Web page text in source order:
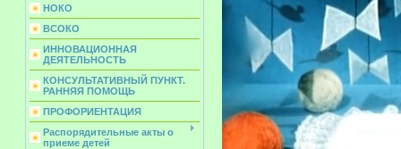
НОКО
ВСОКО
ИННОВАЦИОННАЯ
ДЕЯТЕЛЬНОСТЬ
КОНСУЛЬТАТИВНЫЙ ПУНКТ.
РАННЯЯ ПОМОЩЬ
ПРОФОРИЕНТАЦИЯ
Распорядительные акты о
приеме детей